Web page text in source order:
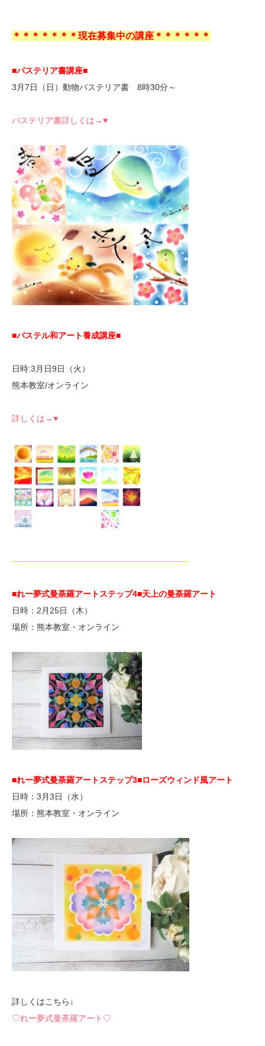
＊＊＊＊＊＊＊現在募集中の講座＊＊＊＊＊＊
■パステリア書講座■
3月7日（日）動物パステリア書 8時30分～
パステリア書詳しくは→♥
■パステル和アート養成講座■
日時:3月日9日（火）
熊本教室/オンライン
詳しくは→♥
—————————————————————-
■れー夢式曼荼羅アートステップ4■天上の曼荼羅アート
日時：2月25日（木）
場所：熊本教室・オンライン
■れー夢式曼荼羅アートステップ3■ローズウィンド風アート
日時：3月3日（水）
場所：熊本教室・オンライン
詳しくはこちら↓
♡れー夢式曼荼羅アート♡